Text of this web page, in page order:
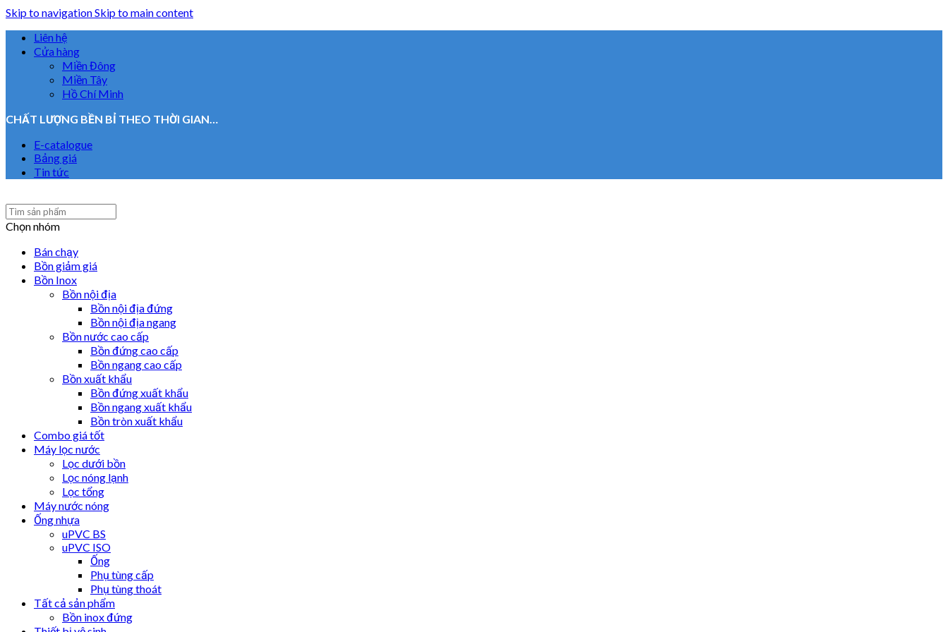
Skip to navigationSkip to main content
Liên hệ
Cửa hàng
Miền Đông
Miền Tây
Hồ Chí Minh
CHẤT LƯỢNG BỀN BỈ THEO THỜI GIAN…
E-catalogue
Bảng giá
Tin tức
Chọn nhóm
Bán chạy
Bồn giảm giá
Bồn Inox
Bồn nội địa
Bồn nội địa đứng
Bồn nội địa ngang
Bồn nước cao cấp
Bồn đứng cao cấp
Bồn ngang cao cấp
Bồn xuất khẩu
Bồn đứng xuất khẩu
Bồn ngang xuất khẩu
Bồn tròn xuất khẩu
Combo giá tốt
Máy lọc nước
Lọc dưới bồn
Lọc nóng lạnh
Lọc tổng
Máy nước nóng
Ống nhựa
uPVC BS
uPVC ISO
Ống
Phụ tùng cấp
Phụ tùng thoát
Tất cả sản phẩm
Bồn inox đứng